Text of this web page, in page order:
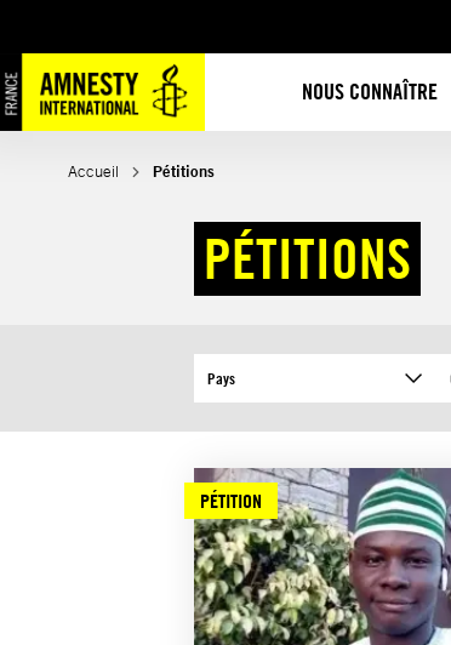
NOUS CONNAÎTRE
au
contenu
Accueil Pétitions
PÉTITIONS
Pays
PÉTITION